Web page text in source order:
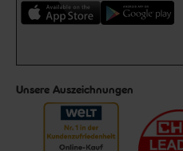
Unsere Auszeichnungen